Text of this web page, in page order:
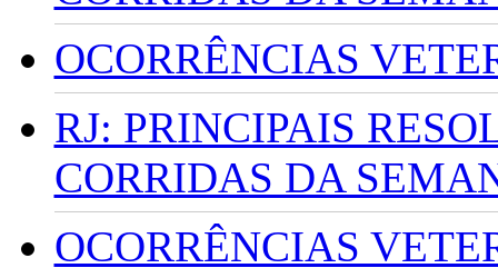
OCORRÊNCIAS
RJ: PRINCIPAIS
CORRIDAS DA
OCORRÊNCIAS